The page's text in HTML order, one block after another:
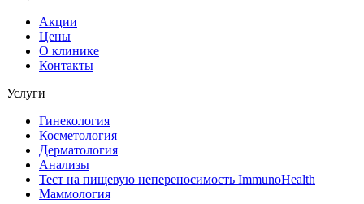
Акции
Цены
О клинике
Контакты
Услуги
Гинекология
Косметология
Дерматология
Анализы
Тест на пищевую непереносимость ImmunoHealth
Маммология